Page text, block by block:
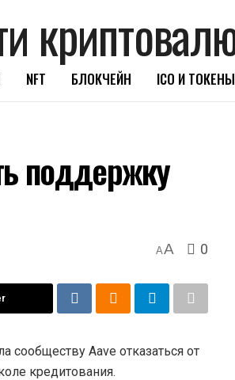
NFT БЛОКЧЕЙН ICO И ТОКЕНЫ
поддержку
AA 0
сообществу Aave отказаться от
кредитования.